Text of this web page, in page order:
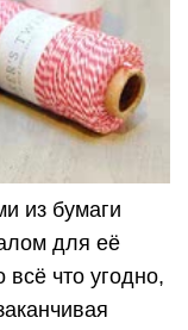
из бумаги
для её
что угодно,